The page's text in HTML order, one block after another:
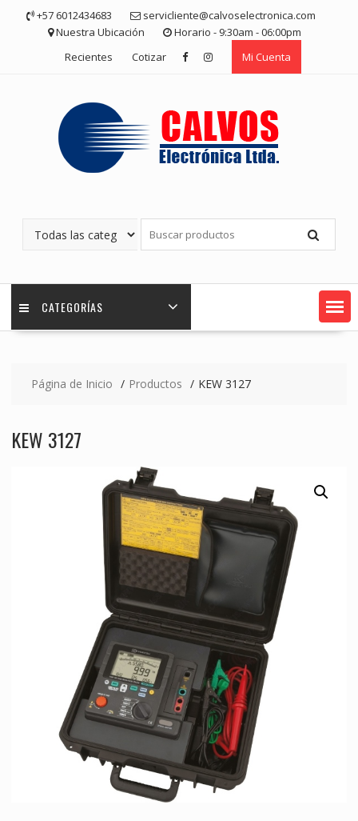
contenido
+57 6012434683
servicliente@calvoselectronica.com
Nuestra Ubicación
Horario - 9:30am - 06:00pm
Recientes
Cotizar Mi Cuenta
CATEGORÍAS
Página de Inicio Productos KEW 3127
KEW 3127